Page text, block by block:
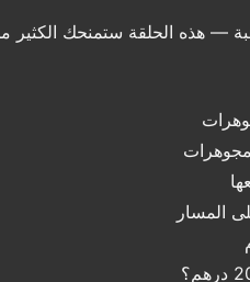
— هذه الحلقة ستمنحك الكثير
المسار